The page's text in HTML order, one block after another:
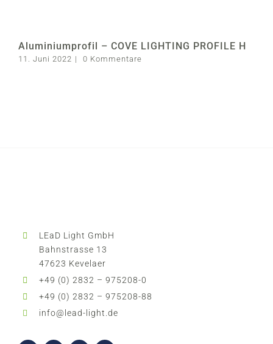
Aluminiumprofil – COVE LIGHTING PROFILE H
11. Juni 2022 | 0 Kommentare
LEaD Light GmbH
Bahnstrasse 13
47623 Kevelaer
+49 (0) 2832 – 975208-0
+49 (0) 2832 – 975208-88
info@lead-light.de